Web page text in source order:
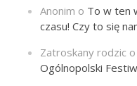
Anonim o To w ten
czasu! Czy to się
Zatroskany rodzic o
Ogólnopolski